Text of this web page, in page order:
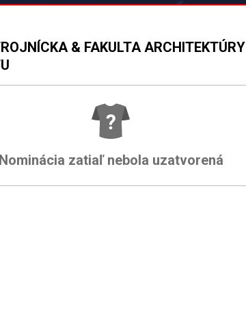
& FAKULTA ARCHITEKTÚRY
Nominácia zatiaľ nebola uzatvorená